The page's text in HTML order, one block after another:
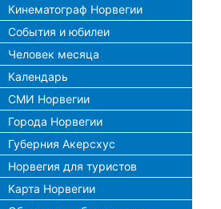
Кинематограф Норвегии
События и юбилеи
Человек месяца
Календарь
СМИ Норвегии
Города Норвегии
Губерния Акерсхус
Норвегия для туристов
Карта Норвегии